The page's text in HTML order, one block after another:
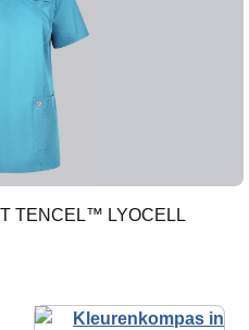
TENCEL™ LYOCELL